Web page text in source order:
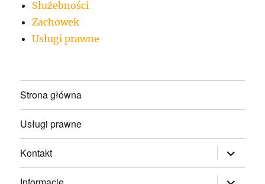
Służebności
Zachowek
Usługi prawne
Strona główna
Usługi prawne
Kontakt rozwiń
menu
potomne
rozwiń